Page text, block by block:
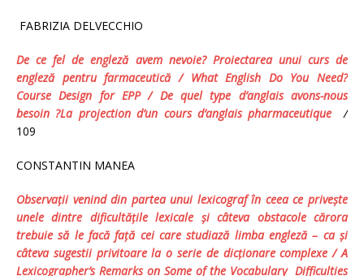
FABRIZIA DELVECCHIO
De ce fel de engleză avem nevoie? Proiectarea unui curs de
engleză pentru farmaceutică / What English Do You Need?
Course Design for EPP/ De quel type d’anglais avons-nous
besoin ?La projection d’un cours d’anglais pharmaceutique
/
109
CONSTANTIN MANEA
Observaţii venind din partea unui lexicograf în ceea ce priveşte
unele dintre dificultăţile lexicale şi câteva obstacole cărora
trebuie să le facă faţă cei care studiază limba engleză – ca şi
câteva sugestii privitoare la o serie de dicţionare complexe /A
Lexicographer’s Remarks on Some of the Vocabulary Difficulties